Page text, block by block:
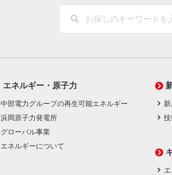
エネルギー・原子力
中部電力グループの再生可能エネルギー
浜岡原子力発電所
グローバル事業
エネルギーについて
技